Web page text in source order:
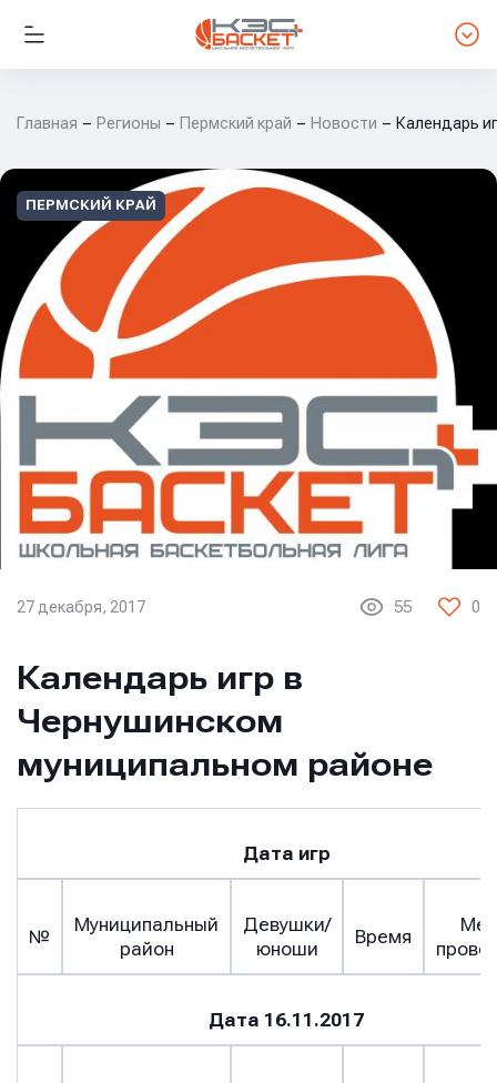
Главная Регионы Пермский край Новости Календарь
ПЕРМСКИЙ КРАЙ
27 декабря, 2017 55 0
Календарь игр в
Чернушинском
муниципальном районе
Дата игр
№
Муниципальный
район
Девушки/
юноши
Время
Дата 16.11.2017